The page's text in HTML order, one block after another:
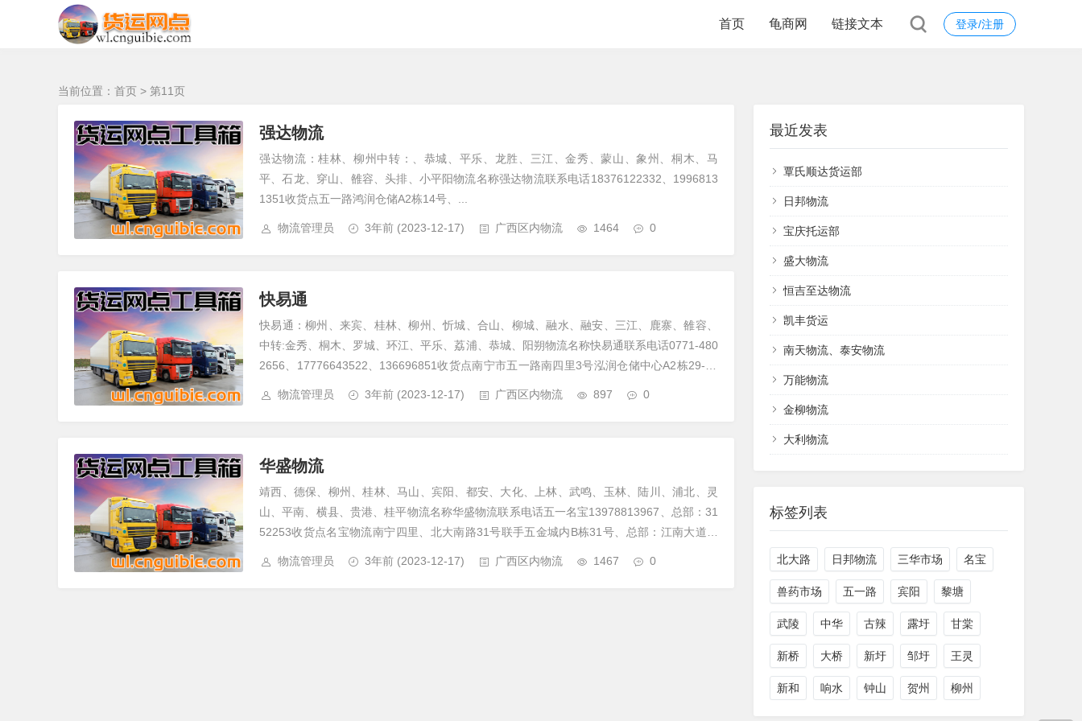
南宁发去 的物流
登录/注册
首页 龟商网 链接文本
当前位置： 首页 > 第11页
强达物流
强达物流：桂林、柳州中转：、恭城、平乐、龙胜、三江、金秀、蒙山、象州、桐木、马
平、石龙、穿山、雒容、头排、小平阳物流名称强达物流联系电话18376122332、1996813
1351收货点五一路鸿润仓储A2栋14号、...
物流管理员 3年前 (2023-12-17) 广西区内物流 1464 0
快易通
快易通：柳州、来宾、桂林、柳州、忻城、合山、柳城、融水、融安、三江、鹿寨、雒容、
中转:金秀、桐木、罗城、环江、平乐、荔浦、恭城、阳朔物流名称快易通联系电话0771-480
2656、17776643522、136696851收货点南宁市五一路南四里3号泓润仓储中心A2栋29-30
物流管理员 3年前 (2023-12-17) 广西区内物流 897 0
华盛物流
靖西、德保、柳州、桂林、马山、宾阳、都安、大化、上林、武鸣、玉林、陆川、浦北、灵
山、平南、横县、贵港、桂平物流名称华盛物流联系电话五一名宝13978813967、总部：31
52253收货点名宝物流南宁四里、北大南路31号联手五金城内B栋31号、总部：江南大道仁
物流管理员 3年前 (2023-12-17) 广西区内物流 1467 0
最近发表
覃氏顺达货运部
日邦物流
宝庆托运部
盛大物流
恒吉至达物流
凯丰货运
南天物流、泰安物流
万能物流
金柳物流
大利物流
标签列表
北大路 日邦物流 三华市场 名宝
兽药市场 五一路 宾阳 黎塘
武陵 中华 古辣 露圩 甘棠
新桥 大桥 新圩 邹圩 王灵
新和 响水 钟山 贺州 柳州